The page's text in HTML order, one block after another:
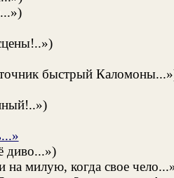
быстрый
диво...»)
на милую, когда свое